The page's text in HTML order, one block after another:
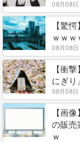
08月08日
【驚
ｗｗｗ
08月08日
【衝
にぎり
08月08日
【画
の販売
ｗ